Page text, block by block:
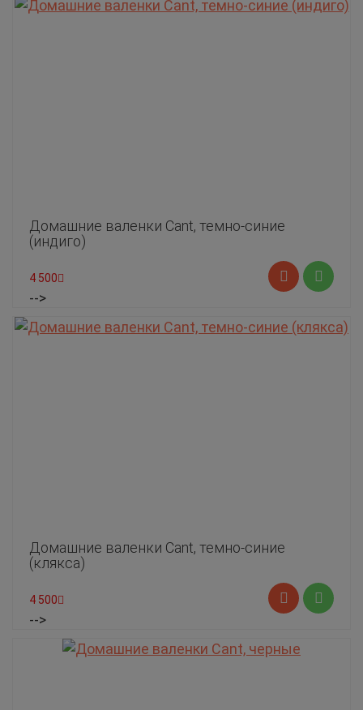
Домашние валенки Cant, темно-синие
(индиго)
4 500
-->
Домашние валенки Cant, темно-синие
(клякса)
4 500
-->